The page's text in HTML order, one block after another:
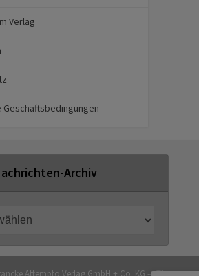
Verlag
Geschäftsbedingungen
Archiv
Attempto Verlag GmbH + Co. KG — Theme